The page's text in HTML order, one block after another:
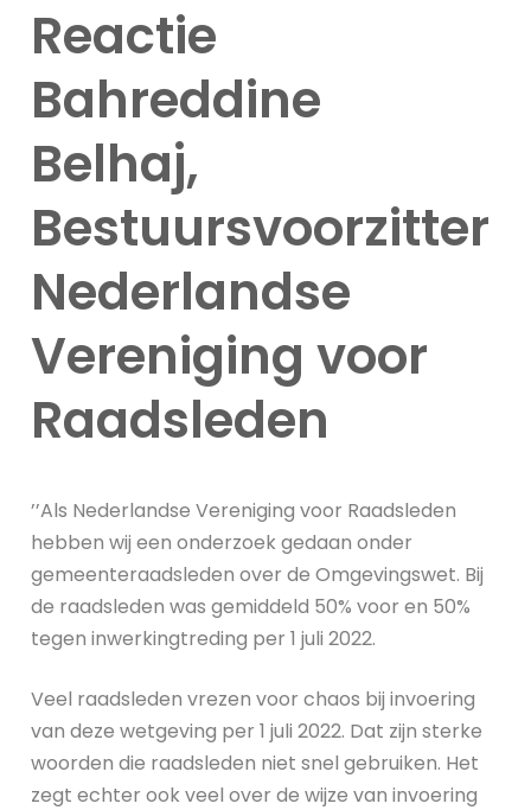
Reactie
Bahreddine
Belhaj,
Bestuursvoorzitter
Nederlandse
Vereniging voor
Raadsleden
’’Als Nederlandse Vereniging voor Raadsleden
hebben wij een onderzoek gedaan onder
gemeenteraadsleden over de Omgevingswet. Bij
de raadsleden was gemiddeld 50% voor en 50%
tegen inwerkingtreding per 1 juli 2022.
Veel raadsleden vrezen voor chaos bij invoering
van deze wetgeving per 1 juli 2022. Dat zijn sterke
woorden die raadsleden niet snel gebruiken. Het
zegt echter ook veel over de wijze van invoering